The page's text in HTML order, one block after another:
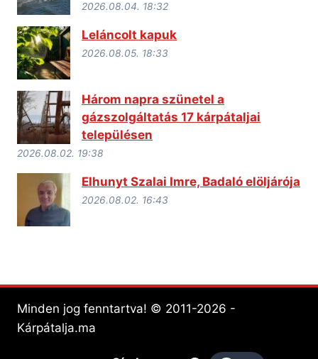
2026.08.04. 18:32
Leláncolt kapuk
2026.08.05. 18:33
Három napra szünetel a
gázszolgáltatás 17 kárpátaljai
településen
2026.08.02. 19:38
Elhunyt Szalai Imre, Badaló elöljárója
2026.08.02. 16:43
Minden jog fenntartva! © 2011-2026 -
Kárpátalja.ma